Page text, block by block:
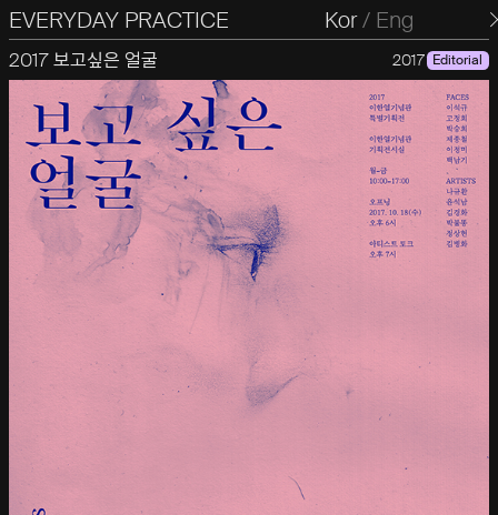
EVERYDAY PRACTICE
일상의실천 Kor/ Eng
2017 보고싶은 얼굴 2017 Editorial